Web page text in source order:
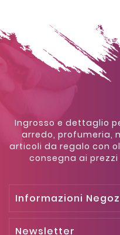
Ingrosso e dettaglio
arredo, profumeria,
articoli da regalo con
consegna ai
Informazioni
Newsletter